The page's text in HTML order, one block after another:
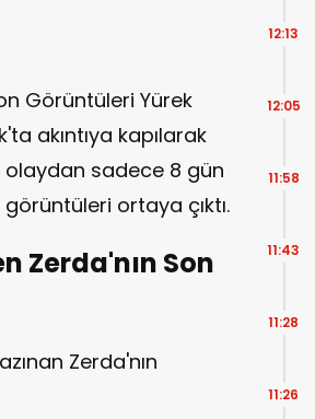
Görüntüleri Yürek
akıntıya kapılarak
olaydan sadece 8 gün
ortaya çıktı.
Zerda'nın Son
Zerda'nın
12:13
12:05
11:58
11:43
11:28
11:26